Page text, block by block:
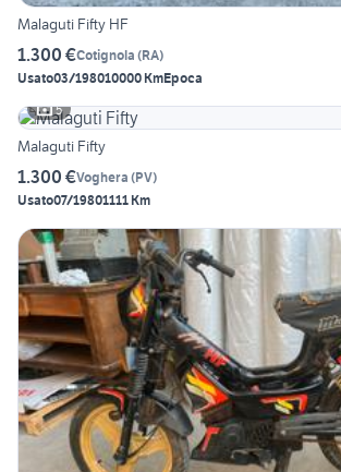
Malaguti Fifty HF
1.300 €Cotignola (RA)
Usato03/198010000 KmEpoca
5
Malaguti Fifty
1.300 €Voghera (PV)
Usato07/19801111 Km